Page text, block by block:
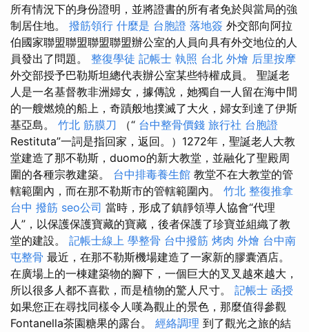
所有情況下的身份證明，並將證書的所有者免於與當局的強
制居住地。 撥筋領行 什麼是 台胞證 落地簽 外交部向阿拉
伯國家聯盟聯盟聯盟聯盟辦公室的人員向具有外交地位的人
員發出了問題。 整復學徒 記帳士 執照 台北 外燴 后里按摩
外交部授予巴勒斯坦總代表辦公室某些特權成員。 聖誕老
人是一名基督教非洲婦女，據傳說，她獨自一人留在海中間
的一艘燃燒的船上，奇蹟般地撲滅了大火，婦女到達了伊斯
基亞島。 竹北 筋膜刀 （“ 台中整骨價錢 旅行社 台胞證
Restituta”一詞是指回家，返回。）1272年，聖誕老人大教
堂建造了那不勒斯，duomo的新大教堂，並融化了聖殿周
圍的各種宗教建築。 台中排毒養生館 教堂不在大教堂的管
轄範圍內，而在那不勒斯市的管轄範圍內。 竹北 整復推拿
台中 撥筋 seo公司 當時，形成了鎮靜領導人協會“代理
人”，以保護保護寶藏的寶藏，後者保護了珍寶並組織了教
堂的建設。 記帳士線上 學整骨 台中撥筋 烤肉 外燴 台中南
屯整骨 最近，在那不勒斯機場建造了一家新的膠囊酒店。
在廣場上的一棟建築物的腳下，一個巨大的叉叉越來越大，
所以很多人都不喜歡，而是植物的驚人尺寸。 記帳士 函授
如果您正在尋找同樣令人嘆為觀止的景色，那麼值得參觀
Fontanella茶園糖果的露台。 經絡調理 到了觀光之旅的結